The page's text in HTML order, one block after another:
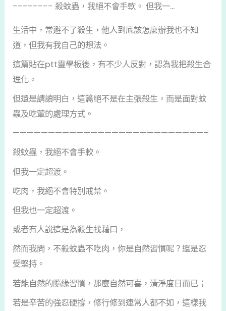
-------- 殺蚊蟲，我絕不會手軟。 但我一...
生活中，常避不了殺生，他人到底該怎麼辦我也不知
道，但我有我自己的想法。
這篇貼在ptt靈學板後，有不少人反對，認為我把殺生合
理化。
但還是請讀明白，這篇絕不是在主張殺生，而是面對蚊
蟲及吃葷的處理方式。
———————————————————————————–
殺蚊蟲，我絕不會手軟。
但我一定超渡。
吃肉，我絕不會特別戒禁。
但我也一定超渡。
或者有人說這是為殺生找藉口，
然而我問，不殺蚊蟲不吃肉，你是自然習慣呢？還是忍
受堅持。
若能自然的隨緣習慣，那麼自然可喜，清淨度日而已；
若是辛苦的強忍硬撐，修行修到連常人都不如，這樣我